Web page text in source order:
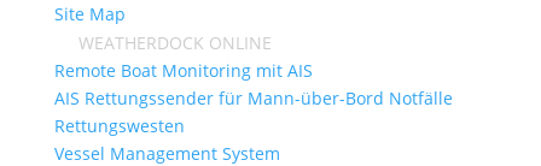
Site Map
WEATHERDOCK ONLINE
Remote Boat Monitoring mit AIS
AIS Rettungssender für Mann-über-Bord Notfälle
Rettungswesten
Vessel Management System